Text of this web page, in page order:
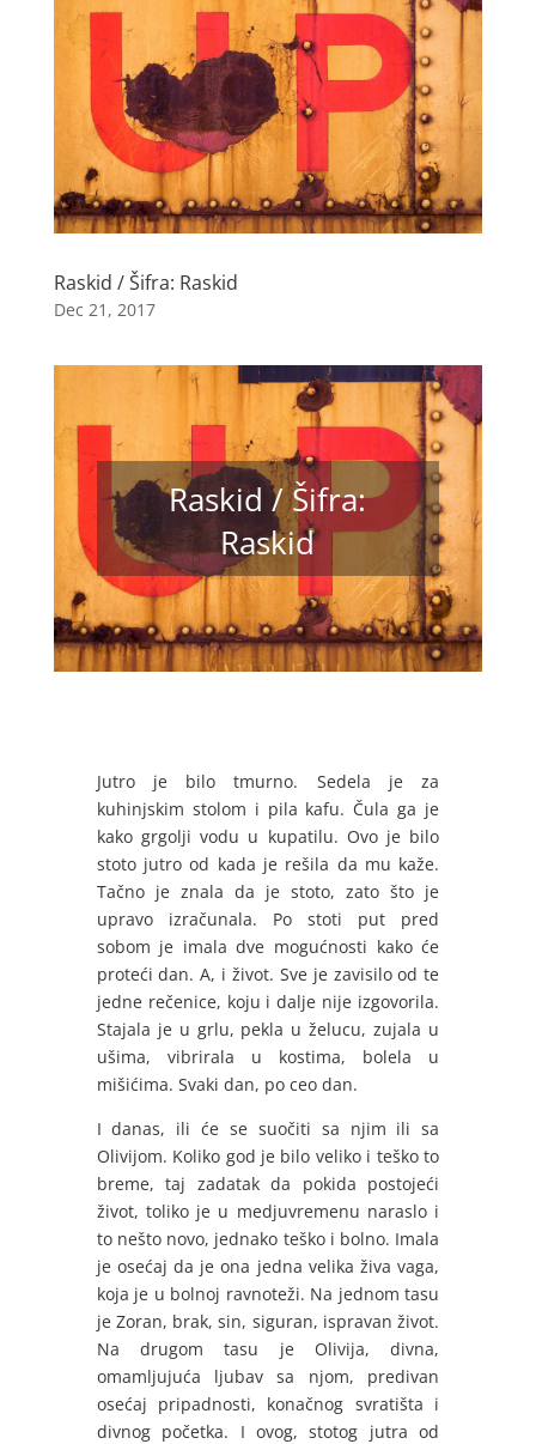
Raskid / Šifra: Raskid
Dec 21, 2017
Raskid / Šifra:
Raskid
Jutro je bilo tmurno. Sedela je za
kuhinjskim stolom i pila kafu. Čula ga je
kako grgolji vodu u kupatilu. Ovo je bilo
stoto jutro od kada je rešila da mu kaže.
Tačno je znala da je stoto, zato što je
upravo izračunala. Po stoti put pred
sobom je imala dve mogućnosti kako će
proteći dan. A, i život. Sve je zavisilo od te
jedne rečenice, koju i dalje nije izgovorila.
Stajala je u grlu, pekla u želucu, zujala u
ušima, vibrirala u kostima, bolela u
mišićima. Svaki dan, po ceo dan.
I danas, ili će se suočiti sa njim ili sa
Olivijom. Koliko god je bilo veliko i teško to
breme, taj zadatak da pokida postojeći
život, toliko je u medjuvremenu naraslo i
to nešto novo, jednako teško i bolno. Imala
je osećaj da je ona jedna velika živa vaga,
koja je u bolnoj ravnoteži. Na jednom tasu
je Zoran, brak, sin, siguran, ispravan život.
Na drugom tasu je Olivija, divna,
omamljujuća ljubav sa njom, predivan
osećaj pripadnosti, konačnog svratišta i
divnog početka. I ovog, stotog jutra od